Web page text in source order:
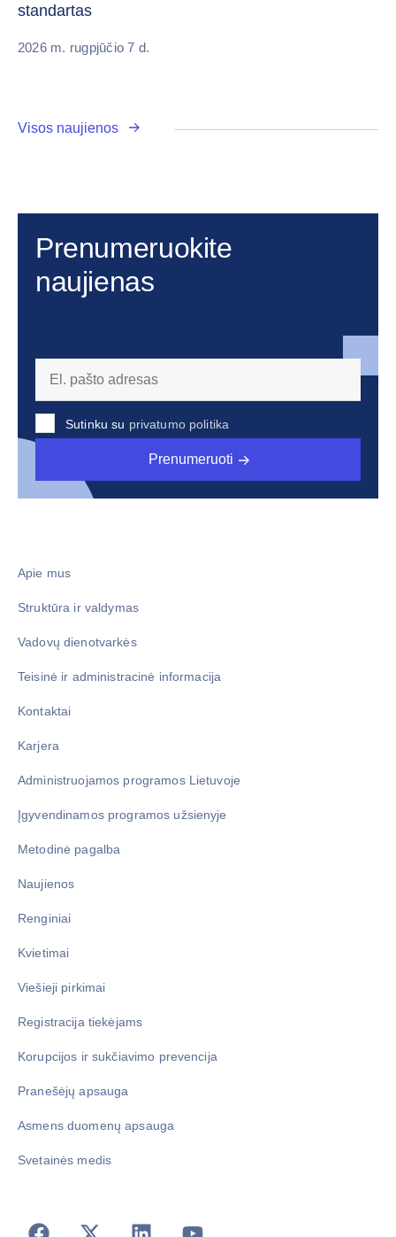
standartas
2026 m. rugpjūčio 7 d.
Visos naujienos
Prenumeruokite
naujienas
Sutinku su privatumo politika
Prenumeruoti
Apie mus
Struktūra ir valdymas
Vadovų dienotvarkės
Teisinė ir administracinė informacija
Kontaktai
Karjera
Administruojamos programos Lietuvoje
Įgyvendinamos programos užsienyje
Metodinė pagalba
Naujienos
Renginiai
Kvietimai
Viešieji pirkimai
Registracija tiekėjams
Korupcijos ir sukčiavimo prevencija
Pranešėjų apsauga
Asmens duomenų apsauga
Svetainės medis